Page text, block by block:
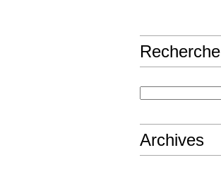
Recherche
Archives